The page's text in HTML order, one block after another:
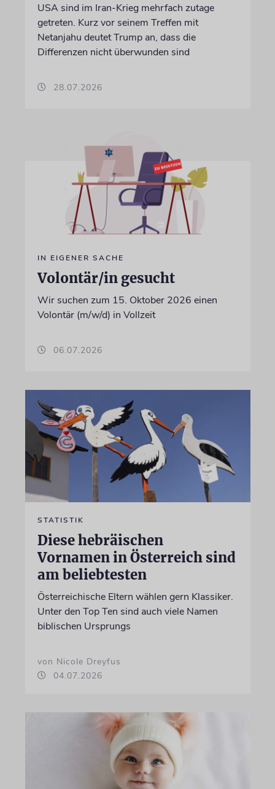
USA sind im Iran-Krieg mehrfach zutage
getreten. Kurz vor seinem Treffen mit
Netanjahu deutet Trump an, dass die
Differenzen nicht überwunden sind
28.07.2026
IN EIGENER SACHE
Volontär/in gesucht
Wir suchen zum 15. Oktober 2026 einen
Volontär (m/w/d) in Vollzeit
06.07.2026
STATISTIK
Diese hebräischen
Vornamen in Österreich sind
am beliebtesten
Österreichische Eltern wählen gern Klassiker.
Unter den Top Ten sind auch viele Namen
biblischen Ursprungs
von Nicole Dreyfus
04.07.2026